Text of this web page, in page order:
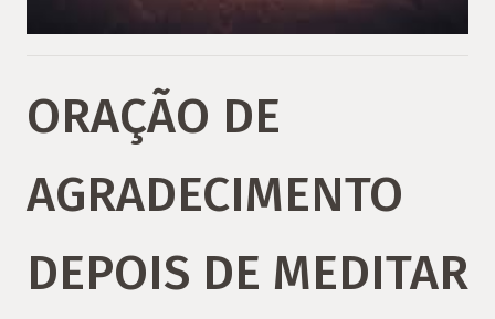
ORAÇÃO DE
AGRADECIMENTO
DEPOIS DE MEDITAR